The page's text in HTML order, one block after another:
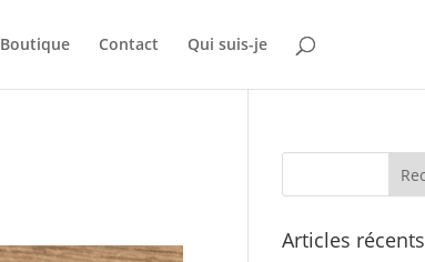
Boutique Contact Qui suis-je
Articles récents